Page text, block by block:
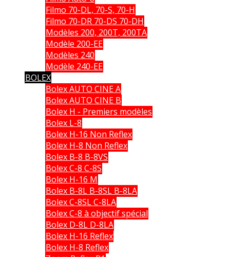
Filmo 70-DL, 70-S, 70-H
Filmo 70-DR 70-DS 70-DH
Modèles 200, 200T, 200TA
Modèle 200-EE
Modèles 240
Modèle 240-EE
BOLEX
Bolex AUTO CINE A
Bolex AUTO CINE B
Bolex H - Premiers modèles
Bolex L-8
Bolex H-16 Non Reflex
Bolex H-8 Non Reflex
Bolex B-8 B-8VS
Bolex C-8 C-8S
Bolex H-16 M
Bolex B-8L B-8SL B-8LA
Bolex C-8SL C-8LA
Bolex C-8 à objectif spécial
Bolex D-8L D-8LA
Bolex H-16 Reflex
Bolex H-8 Reflex